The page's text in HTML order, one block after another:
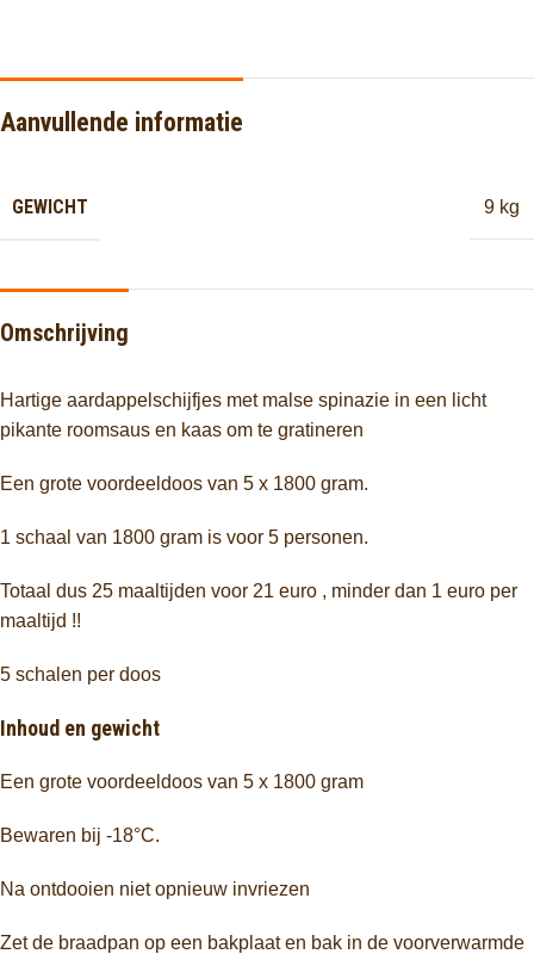
Aanvullende informatie
GEWICHT 9 kg
Omschrijving
Hartige aardappelschijfjes met malse spinazie in een licht
pikante roomsaus en kaas om te gratineren
Een grote voordeeldoos van 5 x 1800 gram.
1 schaal van 1800 gram is voor 5 personen.
Totaal dus 25 maaltijden voor 21 euro , minder dan 1 euro per
maaltijd !!
5 schalen per doos
Inhoud en gewicht
Een grote voordeeldoos van 5 x 1800 gram
Bewaren bij -18°C.
Na ontdooien niet opnieuw invriezen
Zet de braadpan op een bakplaat en bak in de voorverwarmde